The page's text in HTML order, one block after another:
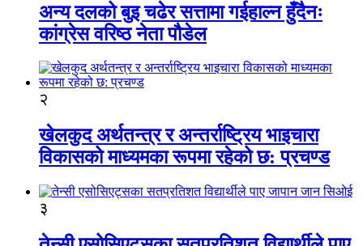
अन्य दलको बुइ चढेर सत्तामा गईहाल्न हुँदैनः
कांग्रेस वरिष्ठ नेता पौडेल
२
खेलकुद अर्थतन्त्र र अन्तर्राष्ट्रिय भाइचारा
विकासको माध्यमका रूपमा रहेको छ: प्रचण्ड
३